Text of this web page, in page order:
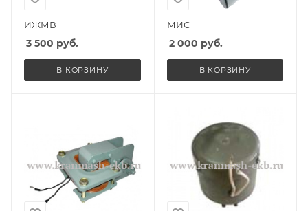
ИЖМВ
3 500 руб.
В КОРЗИНУ
МИС
2 000 руб.
В КОРЗИНУ